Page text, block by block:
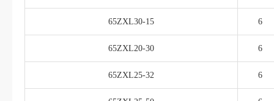
65ZXL30-15 6
65ZXL20-30 6
65ZXL25-32 6